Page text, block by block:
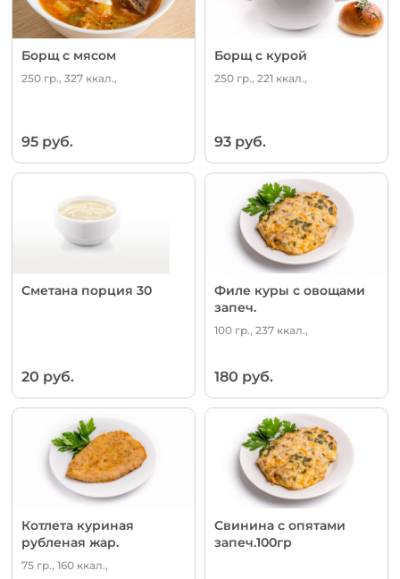
Борщ с мясом
250 гр., 327 ккал.,
95 руб.
Борщ с курой
250 гр., 221 ккал.,
93 руб.
Сметана порция 30
20 руб.
Филе куры с овощами
запеч.
100 гр., 237 ккал.,
180 руб.
Котлета куриная
рубленая жар.
75 гр., 160 ккал.,
Свинина с опятами
запеч.100гр